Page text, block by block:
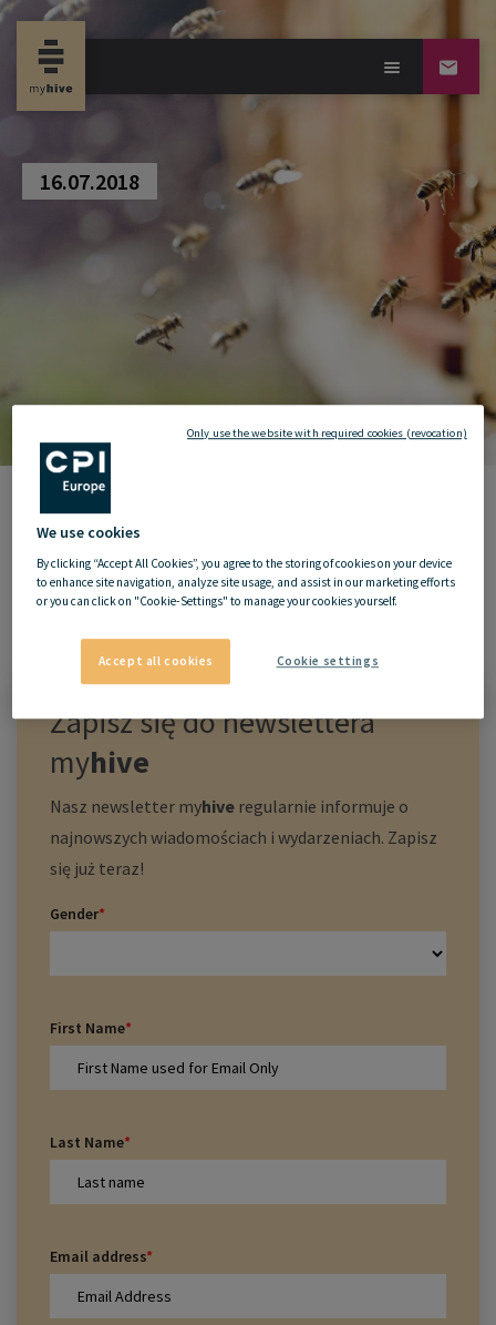
new property news
16.07.2018
Zapisz się do newslettera
myhive
Nasz newsletter myhive regularnie informuje o
najnowszych wiadomościach i wydarzeniach. Zapisz
się już teraz!
Gender*
First Name*
Last Name*
Email address*
We use cookies
By clicking “Accept All Cookies”, you agree to the storing of cookies on your device
to enhance site navigation, analyze site usage, and assist in our marketing efforts
or you can click on "Cookie-Settings" to manage your cookies yourself.
Accept all cookies Cookie settings
Only use the website with required cookies (revocation)